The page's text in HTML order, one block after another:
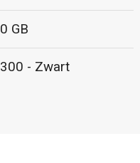
0 GB
300 - Zwart